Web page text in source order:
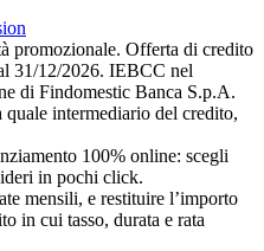
promozionale. Offerta di credito
31/12/2026. IEBCC nel
di Findomestic Banca S.p.A.
intermediario del credito,
100% online: scegli
in pochi click.
mensili, e restituire l’importo
in cui tasso, durata e rata